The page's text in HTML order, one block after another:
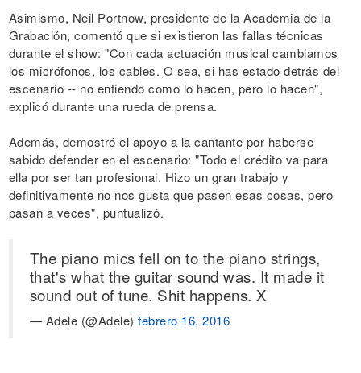
Asimismo, Neil Portnow, presidente de la Academia de la
Grabación, comentó que si existieron las fallas técnicas
durante el show: "Con cada actuación musical cambiamos
los micrófonos, los cables. O sea, si has estado detrás del
escenario -- no entiendo como lo hacen, pero lo hacen",
explicó durante una rueda de prensa.
Además, demostró el apoyo a la cantante por haberse
sabido defender en el escenario: "Todo el crédito va para
ella por ser tan profesional. Hizo un gran trabajo y
definitivamente no nos gusta que pasen esas cosas, pero
pasan a veces", puntualizó.
The piano mics fell on to the piano strings,
that's what the guitar sound was. It made it
sound out of tune. Shit happens. X
— Adele (@Adele) febrero 16, 2016